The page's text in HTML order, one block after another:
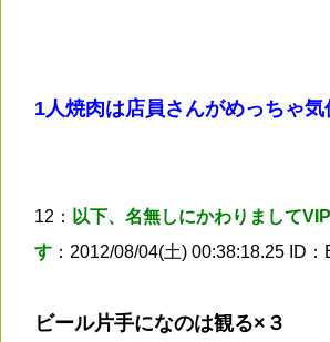
1人焼肉は店員さんがめっちゃ気
12： 以下、名無しにかわりまして
す ：2012/08/04(土) 00:38:18.25 ID
ビール片手になのは観る×３